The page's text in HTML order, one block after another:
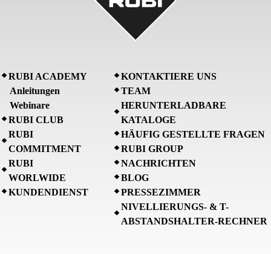
RUBI ACADEMY
Anleitungen
Webinare
RUBI CLUB
RUBI
COMMITMENT
RUBI
WORLWIDE
KUNDENDIENST
KONTAKTIERE UNS
TEAM
HERUNTERLADBARE
KATALOGE
HÄUFIG GESTELLTE FRAGEN
RUBI GROUP
NACHRICHTEN
BLOG
PRESSEZIMMER
NIVELLIERUNGS- & T-
ABSTANDSHALTER-RECHNER